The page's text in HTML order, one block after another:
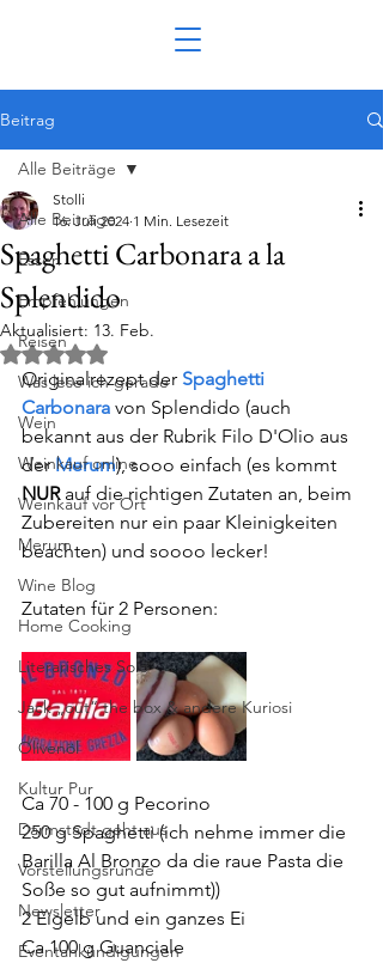
Beitrag
Alle Beiträge
Essen
Empfehlungen
Reisen
Was lese ich gerade
Wein
Weinkauf online
Weinkauf vor Ort
Merum
Wine Blog
Home Cooking
Literarisches Solo
Jack „out“ the box & andere Kuriosi
Olivenöl
Kultur Pur
Darmstadt geht aus
Vorstellungsrunde
Newsletter
Eventankündigungen
Alle Beiträge
Spaghetti Carbonara a la
Splendido
Stolli
16. Juli 2024 1 Min. Lesezeit
Aktualisiert: 13. Feb.
Mit NaN von 5 Sternen bewertet.
Originalrezept der Spaghetti
Carbonara von Splendido (auch
bekannt aus der Rubrik Filo D'Olio aus
der Merum), sooo einfach (es kommt
NUR auf die richtigen Zutaten an, beim
Zubereiten nur ein paar Kleinigkeiten
beachten) und soooo lecker!
Zutaten für 2 Personen:
Ca 70 - 100 g Pecorino
250 g Spaghetti (ich nehme immer die
Barilla Al Bronzo da die raue Pasta die
Soße so gut aufnimmt))
2 Eigelb und ein ganzes Ei
Ca 100 g Guanciale